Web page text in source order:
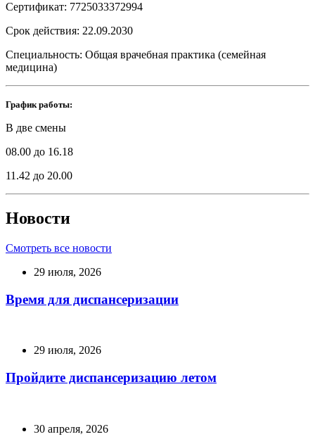
Сертификат: 7725033372994
Срок действия: 22.09.2030
Специальность: Общая врачебная практика (семейная
медицина)
График работы:
В две смены
08.00 до 16.18
11.42 до 20.00
Новости
Смотреть все новости
29 июля, 2026
Время для диспансеризации
29 июля, 2026
Пройдите диспансеризацию летом
30 апреля, 2026